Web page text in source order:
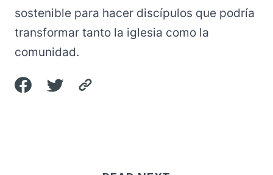
sostenible para hacer discípulos que podría
transformar tanto la iglesia como la
comunidad.